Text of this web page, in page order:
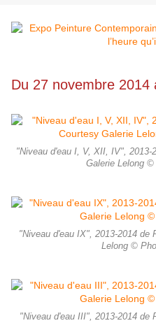
Du 27 novembre 2014
"Niveau d'eau I, V, XII, IV",
Galerie Lelong
"Niveau d'eau IX", 2013-2014 de
Lelong ©
"Niveau d'eau III", 2013-2014 de